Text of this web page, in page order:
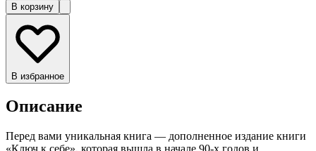
В корзину
В избранное
Описание
Перед вами уникальная книга — дополненное издание книги